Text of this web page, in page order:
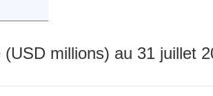
millions) au 31 juillet